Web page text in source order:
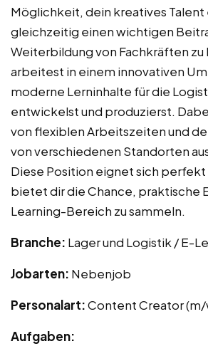
Möglichkeit, dein kreatives Talent
gleichzeitig einen wichtigen
Weiterbildung von Fachkräften zu
arbeitest in einem innovativen
moderne Lerninhalte für die
entwickelst und produzierst.
von flexiblen Arbeitszeiten und
von verschiedenen Standorten
Diese Position eignet sich
bietet dir die Chance, praktische
Learning-Bereich zu sammeln.
Branche: Lager und Logistik / E-
Jobarten: Nebenjob
Personalart:Content Creator
Aufgaben: